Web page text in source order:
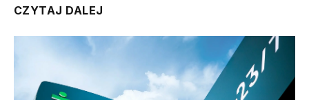
CZYTAJ DALEJ